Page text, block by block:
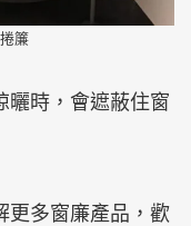
簾
曬時，會遮蔽住窗
更多窗廉產品，歡